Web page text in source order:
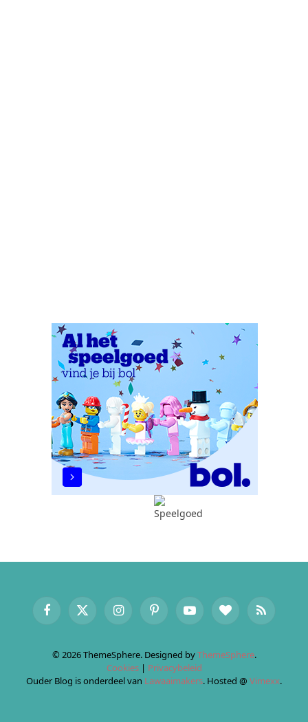
FacebookX
InstagramPinterestYouTubeBlogLovinRSS
© 2026 ThemeSphere. Designed byThemeSphere.
Cookies| Privacybeleid
Ouder Blog is onderdeel van Lawaaimakers. Hosted @ Vimexx.